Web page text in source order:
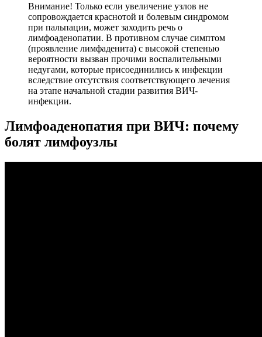
Внимание! Только если увеличение узлов не
сопровождается краснотой и болевым синдромом
при пальпации, может заходить речь о
лимфоаденопатии. В противном случае симптом
(проявление лимфаденита) с высокой степенью
вероятности вызван прочими воспалительными
недугами, которые присоединились к инфекции
вследствие отсутствия соответствующего лечения
на этапе начальной стадии развития ВИЧ-
инфекции.
Лимфоаденопатия при ВИЧ: почему
болят лимфоузлы